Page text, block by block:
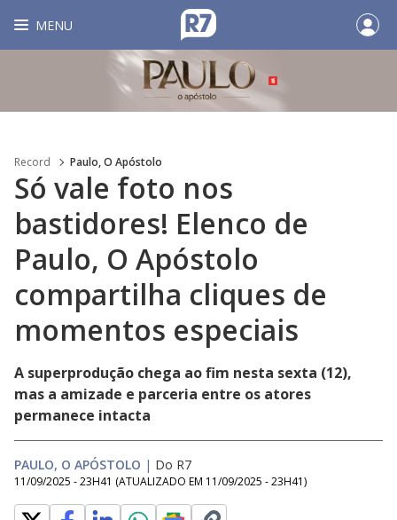
MENU
Record Paulo, O Apóstolo
Só vale foto nos
bastidores! Elenco de
Paulo, O Apóstolo
compartilha cliques de
momentos especiais
A superprodução chega ao fim nesta sexta (12),
mas a amizade e parceria entre os atores
permanece intacta
PAULO, O APÓSTOLO | Do R7
11/09/2025 - 23H41 (ATUALIZADO EM 11/09/2025 - 23H41)